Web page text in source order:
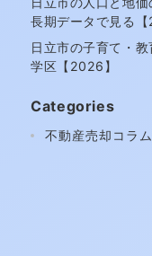
長期データで見る【
日立市の子育て・
学区【2026】
Categories
不動産売却コラム